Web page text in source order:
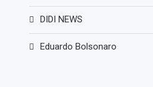
DIDI NEWS
Eduardo Bolsonaro